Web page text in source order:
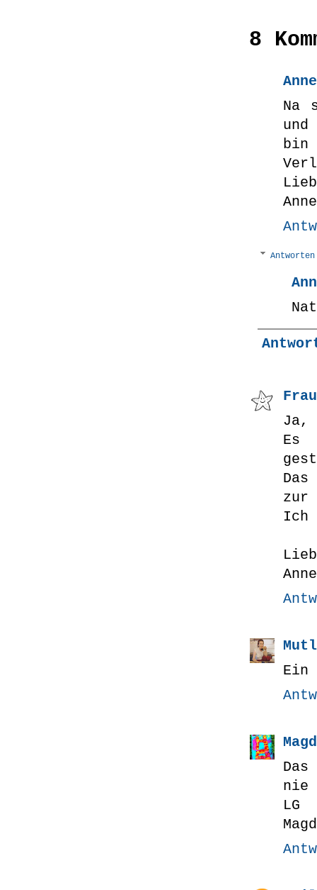
8
Na
bin
Antworten
Ja,
Es
zur
Ich
Ein
nie
LG